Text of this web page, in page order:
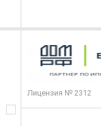
Лицензия № 2312